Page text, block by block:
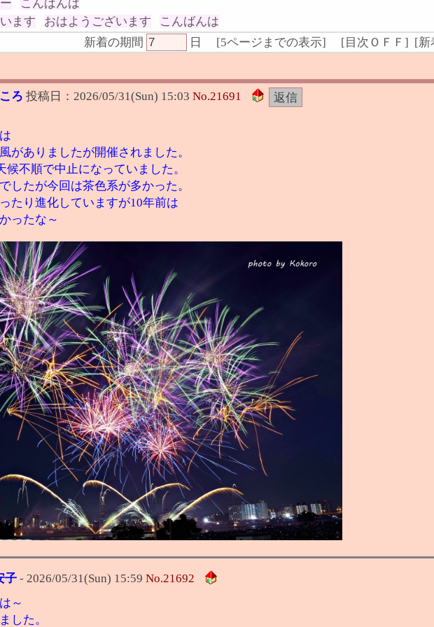
こんばんは
ます おはようございます
こんばんは
新着の期間
日 [5ページまでの表示] [ 目次ＯＦＦ ] [新
ろ 投稿日： 2026/05/31(Sun) 15:03 No.21691
がありましたが開催されました。
候不順で中止になっていました。
したが今回は茶色系が多かった。
たり進化していますが10年前は
ったな～
子- 2026/05/31(Sun) 15:59 No.21692
～
した。